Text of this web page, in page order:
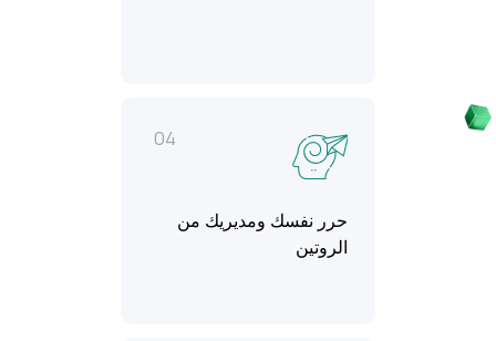
04
حرر نفسك ومديريك من
الروتين